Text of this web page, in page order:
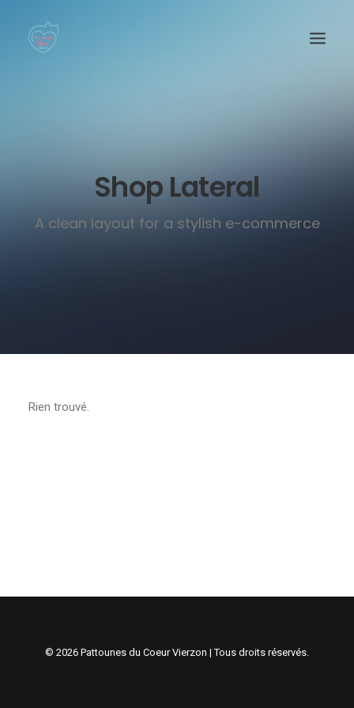
Shop Lateral
A clean layout for a stylish e-commerce
Rien trouvé.
© 2026 Pattounes du Coeur Vierzon | Tous droits réservés.